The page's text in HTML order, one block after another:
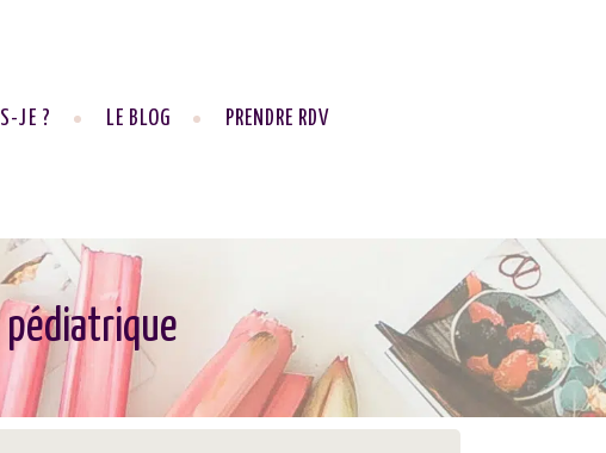
JE ? LE BLOG PRENDRE RDV
pédiatrique